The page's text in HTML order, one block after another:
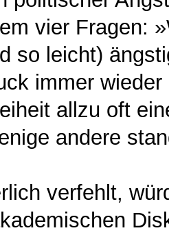
vier Fragen:
so leicht)
immer
allzu oft
andere
verfehlt,